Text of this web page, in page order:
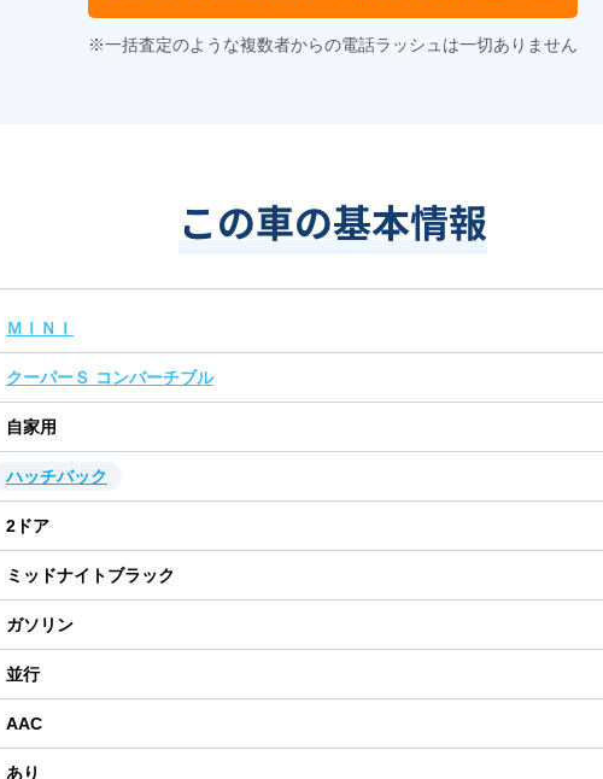
※一括査定のような複数者からの電話ラッシュは一切ありません
この車の基本情報
ＭＩＮＩ
クーパーＳ コンバーチブル
自家用
ハッチバック
2 ドア
ミッドナイトブラック
ガソリン
並行
AAC
あり